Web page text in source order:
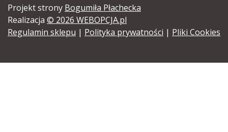
Projekt strony Bogumiła Płachecka
Realizacja © 2026 WEBOPCJA.pl
Regulamin sklepu | Polityka prywatności | Pliki Cookies